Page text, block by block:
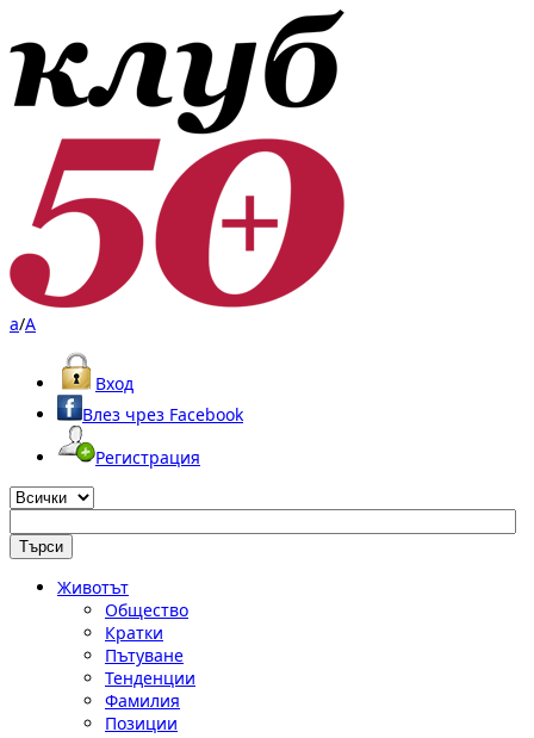
a/A
Вход
Влез чрез Facebook
Регистрация
Животът
Общество
Кратки
Пътуване
Тенденции
Фамилия
Позиции